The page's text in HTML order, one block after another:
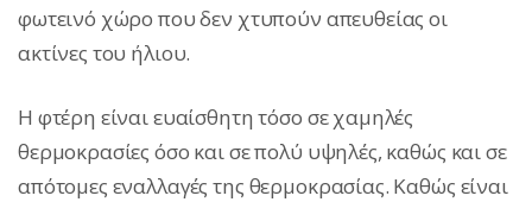
φωτεινό χώρο που δεν χτυπούν απευθείας οι
ακτίνες του ήλιου.
Η φτέρη είναι ευαίσθητη τόσο σε χαμηλές
θερμοκρασίες όσο και σε πολύ υψηλές, καθώς και σε
απότομες εναλλαγές της θερμοκρασίας. Καθώς είναι